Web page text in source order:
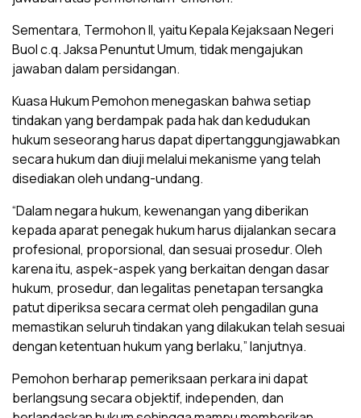
Sementara, Termohon II, yaitu Kepala Kejaksaan Negeri
Buol c.q. Jaksa Penuntut Umum, tidak mengajukan
jawaban dalam persidangan.
Kuasa Hukum Pemohon menegaskan bahwa setiap
tindakan yang berdampak pada hak dan kedudukan
hukum seseorang harus dapat dipertanggungjawabkan
secara hukum dan diuji melalui mekanisme yang telah
disediakan oleh undang-undang.
“Dalam negara hukum, kewenangan yang diberikan
kepada aparat penegak hukum harus dijalankan secara
profesional, proporsional, dan sesuai prosedur. Oleh
karena itu, aspek-aspek yang berkaitan dengan dasar
hukum, prosedur, dan legalitas penetapan tersangka
patut diperiksa secara cermat oleh pengadilan guna
memastikan seluruh tindakan yang dilakukan telah sesuai
dengan ketentuan hukum yang berlaku,” lanjutnya.
Pemohon berharap pemeriksaan perkara ini dapat
berlangsung secara objektif, independen, dan